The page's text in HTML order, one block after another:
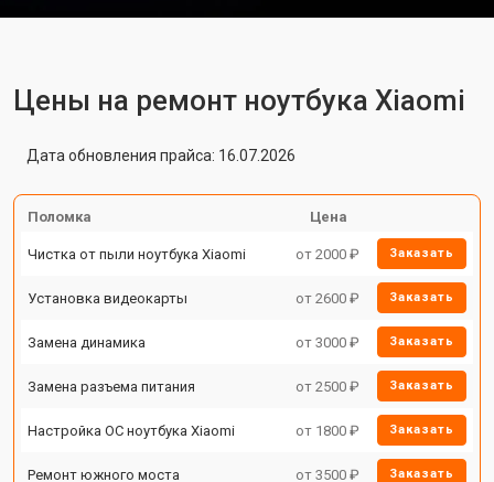
Цены на ремонт ноутбука Xiaomi
Дата обновления прайса: 16.07.2026
Поломка Цена
Чистка от пыли ноутбука Xiaomi от 2000 ₽ Заказать
Установка видеокарты от 2600 ₽ Заказать
Замена динамика от 3000 ₽ Заказать
Замена разъема питания от 2500 ₽ Заказать
Настройка ОС ноутбука Xiaomi от 1800 ₽ Заказать
Ремонт южного моста от 3500 ₽ Заказать